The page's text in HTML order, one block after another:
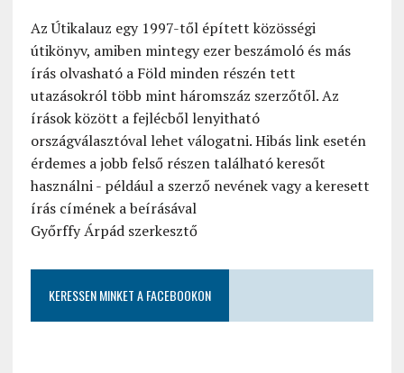
Az Útikalauz egy 1997-től épített közösségi
útikönyv, amiben mintegy ezer beszámoló és más
írás olvasható a Föld minden részén tett
utazásokról több mint háromszáz szerzőtől. Az
írások között a fejlécből lenyitható
országválasztóval lehet válogatni. Hibás link esetén
érdemes a jobb felső részen található keresőt
használni - például a szerző nevének vagy a keresett
írás címének a beírásával
Győrffy Árpád szerkesztő
KERESSEN MINKET A FACEBOOKON